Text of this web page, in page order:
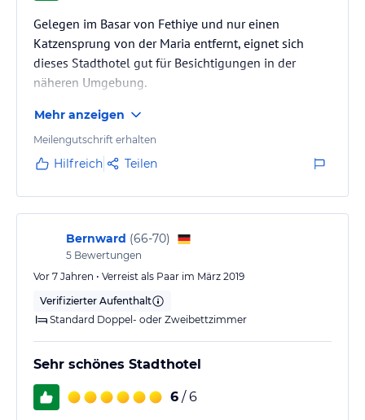
Gelegen im Basar von Fethiye und nur einen
Katzensprung von der Maria entfernt, eignet sich
dieses Stadthotel gut für Besichtigungen in der
näheren Umgebung.
Mehr anzeigen
Meilengutschrift erhalten
Hilfreich Teilen
Bernward (66-70)
5 Bewertungen
Vor 7 Jahren • Verreist als Paar im März 2019
Verifizierter Aufenthalt
Standard Doppel- oder Zweibettzimmer
Sehr schönes Stadthotel
6 / 6